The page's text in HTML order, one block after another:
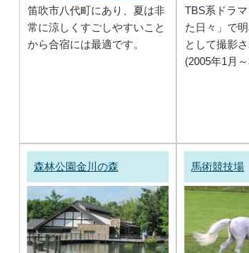
笛吹市八代町にあり、夏は非
常に涼しくすごしやすいこと
から合宿には最適です。
TBS系ドラ
た日々」で
として撮影さ
(2005年1月
森林公園金川の森 馬術競技場